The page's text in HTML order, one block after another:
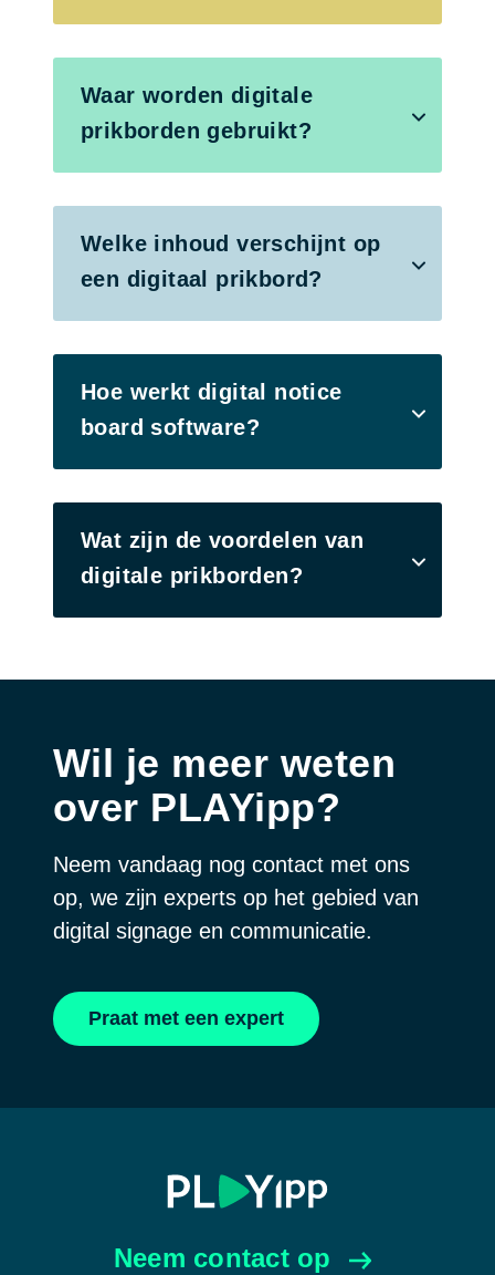
Waar worden digitale
prikborden gebruikt?
Welke inhoud verschijnt op
een digitaal prikbord?
Hoe werkt digital notice
board software?
Wat zijn de voordelen van
digitale prikborden?
Wil je meer weten
over PLAYipp?
Neem vandaag nog contact met ons
op, we zijn experts op het gebied van
digital signage en communicatie.
Praat met een expert
Neem contact op